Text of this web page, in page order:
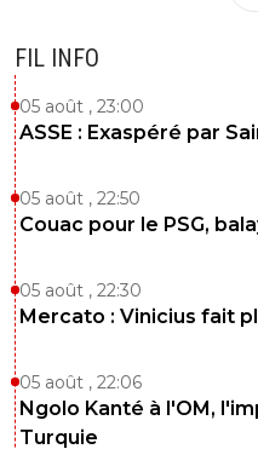
FIL INFO
05 août , 23:00
ASSE : Exaspéré par
05 août , 22:50
Couac pour le PSG,
05 août , 22:30
Mercato : Vinicius fait
05 août , 22:06
Ngolo Kanté à l'OM,
Turquie